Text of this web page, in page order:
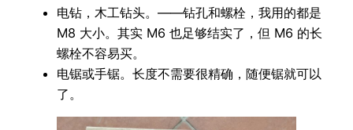
电钻，木工钻头。——钻孔和螺栓，我用的都是
M8 大小。其实 M6 也足够结实了，但 M6 的长
螺栓不容易买。
电锯或手锯。长度不需要很精确，随便锯就可以
了。